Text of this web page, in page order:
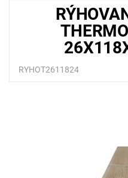
RYHOT2611824